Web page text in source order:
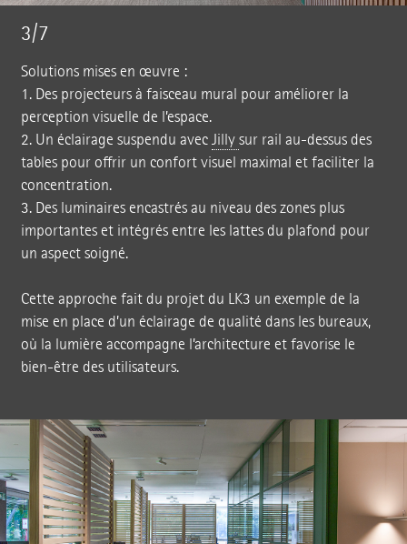
3/7
Solutions mises en œuvre :
1. Des projecteurs à faisceau mural pour améliorer la
perception visuelle de l’espace.
2. Un éclairage suspendu avecJillysur rail au-dessus des
tables pour offrir un confort visuel maximal et faciliter la
concentration.
3. Des luminaires encastrés au niveau des zones plus
importantes et intégrés entre les lattes du plafond pour
un aspect soigné.
Cette approche fait du projet du LK3 un exemple de la
mise en place d’un éclairage de qualité dans les bureaux,
où la lumière accompagne l’architecture et favorise le
bien-être des utilisateurs.